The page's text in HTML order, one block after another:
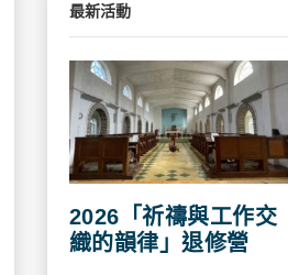
最新活動
2026「祈禱與工作交
織的韻律」退修營